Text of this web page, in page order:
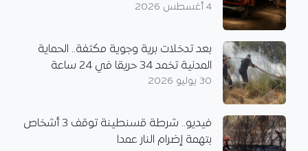
4 أغسطس 2026
بعد تدخلات برية وجوية مكثفة.. الحماية
المدنية تخمد 34 حريقا في 24 ساعة
30 يوليو 2026
فيديو.. شرطة قسنطينة توقف 3 أشخاص
بتهمة إضرام النار عمدا